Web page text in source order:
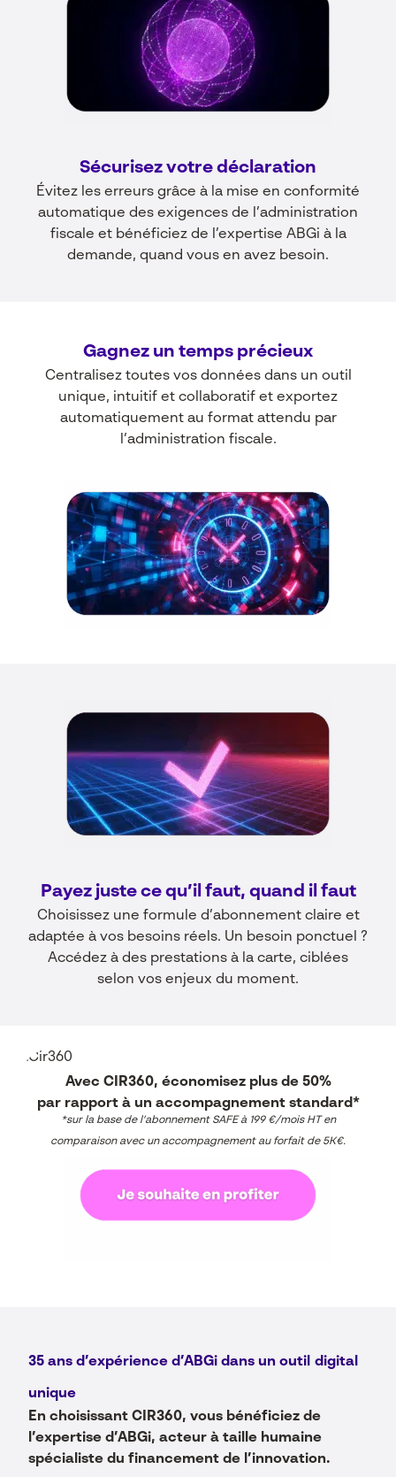
Sécurisez votre déclaration
Évitez les erreurs grâce à la mise en conformité
automatique des exigences de l’administration
fiscale et bénéficiez de l’expertise ABGi à la
demande, quand vous en avez besoin.
Gagnez un temps précieux
Centralisez toutes vos données dans un outil
unique, intuitif et collaboratif et exportez
automatiquement au format attendu par
l’administration fiscale.
Payez juste ce qu’il faut, quand il faut
Choisissez une formule d’abonnement claire et
adaptée à vos besoins réels. Un besoin ponctuel ?
Accédez à des prestations à la carte, ciblées
selon vos enjeux du moment.
Avec CIR360, économisez plus de 50%
par rapport à un accompagnement standard*
*sur la base de l’abonnement SAFE à 199 €/mois HT en
comparaison avec un accompagnement au forfait de 5K€.
35 ans d’expérience d’ABGi dans un outil digital
unique
En choisissant CIR360, vous bénéficiez de
l’expertise d’ABGi, acteur à taille humaine
spécialiste du financement de l’innovation.